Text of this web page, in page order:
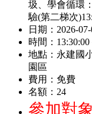
圾、學會循環
驗(第二梯次
日期： 2026-
時間：
地點： 永建國
園區
費用： 免費
名額： 24
參加對